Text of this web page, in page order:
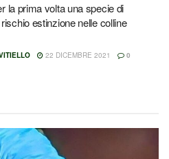
la prima volta una specie di
estinzione nelle colline
22 DICEMBRE 2021 0